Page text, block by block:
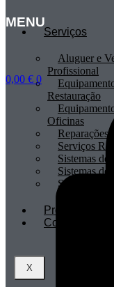
MENU
Serviços
Aluguer e
Profissional
Restauração
Oficinas
Reparações
Serviços
Sistemas
Sistemas
Sistemas POS
Profissionais
Contactos
X
0,00 € 0